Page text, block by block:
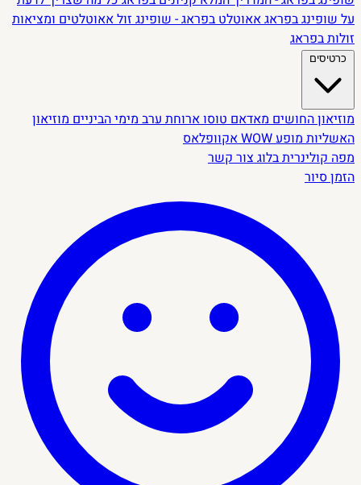
על שופינג בפראגאאוטלט בפראג - שופינג זולאאוטלטים ומציאות
זולות בפראג
כרטיסים
מוזיאון החושיםמאדאם טוסוארוחת ערב מימי הבינייםמוזיאון
האשליותמופע WOW
אקוופלאס
מפה קולינריתבלוגצור קשר
הזמן סיור